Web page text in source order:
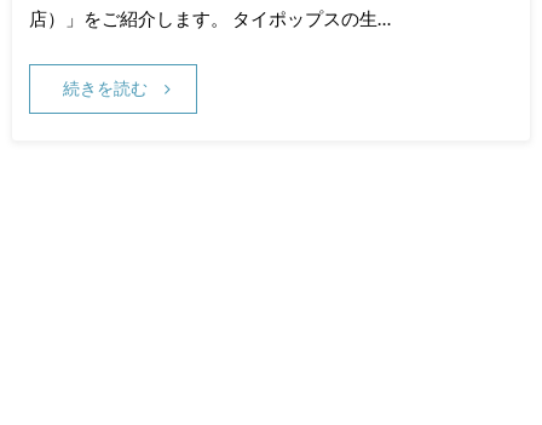
店）」をご紹介します。 タイポップスの生…
続きを読む